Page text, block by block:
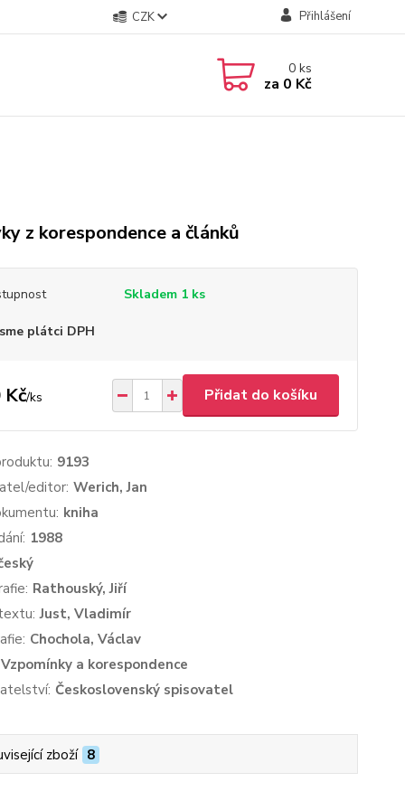
CZK Přihlášení
0ks
za 0 Kč
z korespondence a článků
Skladem 1 ks
plátci DPH
Kč/ks Přidat do košíku
9193
editor: Werich, Jan
kniha
1988
Rathouský, Jiří
Just, Vladimír
Chochola, Václav
Vzpomínky a korespondence
Československý spisovatel
zboží 8